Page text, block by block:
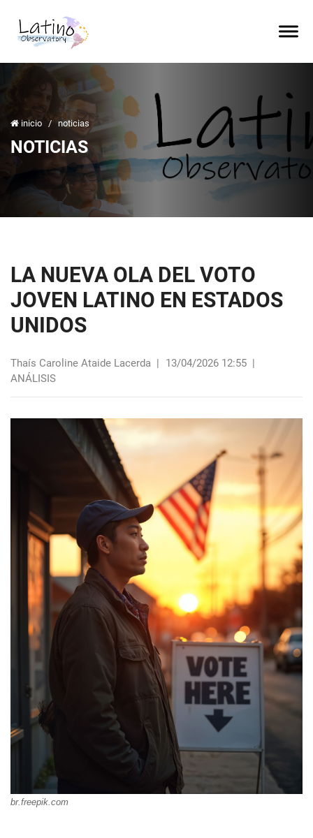
inicio / noticias
NOTICIAS
LA NUEVA OLA DEL VOTO
JOVEN LATINO EN ESTADOS
UNIDOS
Thaís Caroline Ataide Lacerda | 13/04/2026 12:55 |
ANÁLISIS
br.freepik.com